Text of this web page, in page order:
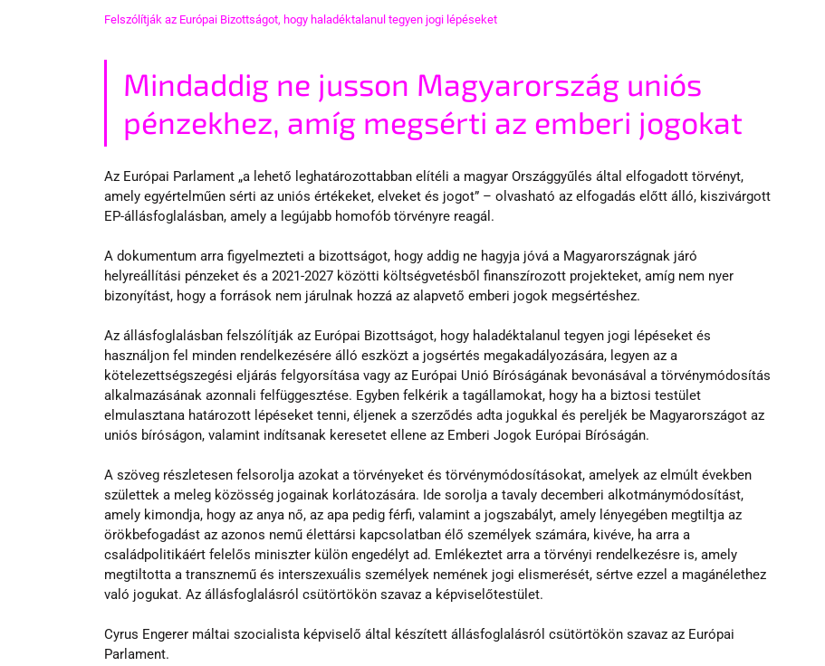
Felszólítják az Európai Bizottságot, hogy haladéktalanul tegyen jogi lépéseket
Mindaddig ne jusson Magyarország uniós
pénzekhez, amíg megsérti az emberi jogokat
Az Európai Parlament „a lehető leghatározottabban elítéli a magyar Országgyűlés által elfogadott törvényt,
amely egyértelműen sérti az uniós értékeket, elveket és jogot” – olvasható az elfogadás előtt álló, kiszivárgott
EP-állásfoglalásban, amely a legújabb homofób törvényre reagál.
A dokumentum arra figyelmezteti a bizottságot, hogy addig ne hagyja jóvá a Magyarországnak járó
helyreállítási pénzeket és a 2021-2027 közötti költségvetésből finanszírozott projekteket, amíg nem nyer
bizonyítást, hogy a források nem járulnak hozzá az alapvető emberi jogok megsértéshez.
Az állásfoglalásban felszólítják az Európai Bizottságot, hogy haladéktalanul tegyen jogi lépéseket és
használjon fel minden rendelkezésére álló eszközt a jogsértés megakadályozására, legyen az a
kötelezettségszegési eljárás felgyorsítása vagy az Európai Unió Bíróságának bevonásával a törvénymódosítás
alkalmazásának azonnali felfüggesztése. Egyben felkérik a tagállamokat, hogy ha a biztosi testület
elmulasztana határozott lépéseket tenni, éljenek a szerződés adta jogukkal és pereljék be Magyarországot az
uniós bíróságon, valamint indítsanak keresetet ellene az Emberi Jogok Európai Bíróságán.
A szöveg részletesen felsorolja azokat a törvényeket és törvénymódosításokat, amelyek az elmúlt években
születtek a meleg közösség jogainak korlátozására. Ide sorolja a tavaly decemberi alkotmánymódosítást,
amely kimondja, hogy az anya nő, az apa pedig férfi, valamint a jogszabályt, amely lényegében megtiltja az
örökbefogadást az azonos nemű élettársi kapcsolatban élő személyek számára, kivéve, ha arra a
családpolitikáért felelős miniszter külön engedélyt ad. Emlékeztet arra a törvényi rendelkezésre is, amely
megtiltotta a transznemű és interszexuális személyek nemének jogi elismerését, sértve ezzel a magánélethez
való jogukat. Az állásfoglalásról csütörtökön szavaz a képviselőtestület.
Cyrus Engerer máltai szocialista képviselő által készített állásfoglalásról csütörtökön szavaz az Európai
Parlament.